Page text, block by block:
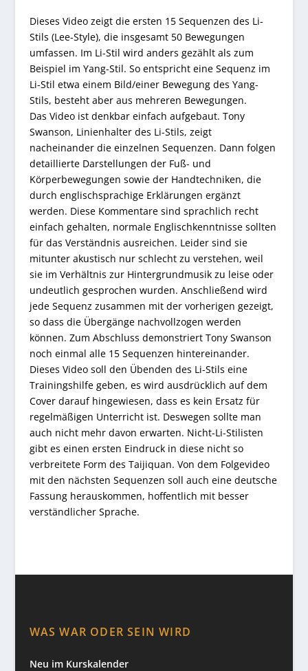
Dieses Video zeigt die ersten 15 Sequenzen des Li-
Stils (Lee-Style), die insgesamt 50 Bewegungen
umfassen. Im Li-Stil wird anders gezählt als zum
Beispiel im Yang-Stil. So entspricht eine Sequenz im
Li-Stil etwa einem Bild/einer Bewegung des Yang-
Stils, besteht aber aus mehreren Bewegungen.
Das Video ist denkbar einfach aufgebaut. Tony
Swanson, Linienhalter des Li-Stils, zeigt
nacheinander die einzelnen Sequenzen. Dann folgen
detaillierte Darstellungen der Fuß- und
Körperbewegungen sowie der Handtechniken, die
durch englischsprachige Erklärungen ergänzt
werden. Diese Kommentare sind sprachlich recht
einfach gehalten, normale Englischkenntnisse sollten
für das Verständnis ausreichen. Leider sind sie
mitunter akustisch nur schlecht zu verstehen, weil
sie im Verhältnis zur Hintergrundmusik zu leise oder
undeutlich gesprochen wurden. Anschließend wird
jede Sequenz zusammen mit der vorherigen gezeigt,
so dass die Übergänge nachvollzogen werden
können. Zum Abschluss demonstriert Tony Swanson
noch einmal alle 15 Sequenzen hintereinander.
Dieses Video soll den Übenden des Li-Stils eine
Trainingshilfe geben, es wird ausdrücklich auf dem
Cover darauf hingewiesen, dass es kein Ersatz für
regelmäßigen Unterricht ist. Deswegen sollte man
auch nicht mehr davon erwarten. Nicht-Li-Stilisten
gibt es einen ersten Eindruck in diese nicht so
verbreitete Form des Taijiquan. Von dem Folgevideo
mit den nächsten Sequenzen soll auch eine deutsche
Fassung herauskommen, hoffentlich mit besser
verständlicher Sprache.
WAS WAR ODER SEIN WIRD
Neu im Kurskalender